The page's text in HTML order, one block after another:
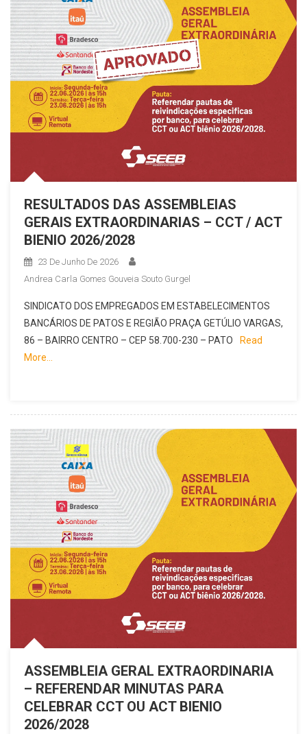
RESULTADOS DAS ASSEMBLEIAS
GERAIS EXTRAORDINARIAS – CCT / ACT
BIENIO 2026/2028
23 De Junho De 2026
Andrea Carla Gomes Gouveia Souto Gurgel
SINDICATO DOS EMPREGADOS EM ESTABELECIMENTOS
BANCÁRIOS DE PATOS E REGIÃO PRAÇA GETÚLIO VARGAS,
86 – BAIRRO CENTRO – CEP 58.700-230 – PATO
Read
More…
ASSEMBLEIA GERAL EXTRAORDINARIA
– REFERENDAR MINUTAS PARA
CELEBRAR CCT OU ACT BIENIO
2026/2028